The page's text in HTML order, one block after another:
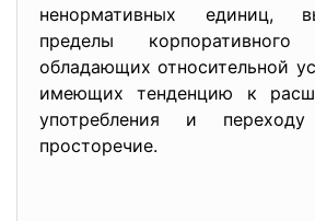
ненормативных единиц,
пределы корпоративного
обладающих относительной
имеющих тенденцию к
употребления и
просторечие.